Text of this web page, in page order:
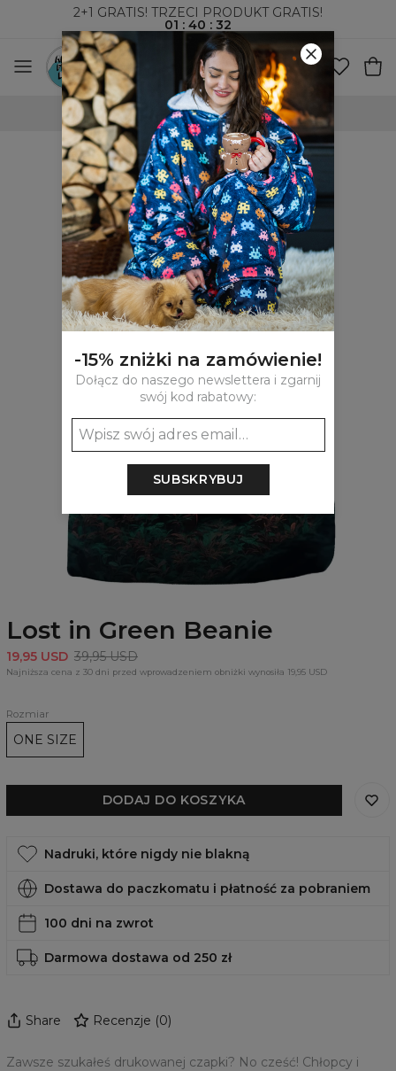
2+1 GRATIS! TRZECI PRODUKT GRATIS!
01 :40 :32
100-DNIOWE PRAWO ZWROTU
Lost in Green Beanie
19,95 USD 39,95 USD
Najniższa cena z 30 dni przed wprowadzeniem obniżki wynosiła 19,95 USD
Rozmiar
ONE SIZE
DODAJ DO KOSZYKA
Nadruki, które nigdy nie blakną
Dostawa do paczkomatu i płatność za pobraniem
100 dni na zwrot
Darmowa dostawa od 250 zł
Share Recenzje (0)
Zawsze szukałeś drukowanej czapki? No cześć! Chłopcy i
-15% zniżki na zamówienie!
Dołącz do naszego newslettera i zgarnij
swój kod rabatowy:
SUBSKRYBUJ